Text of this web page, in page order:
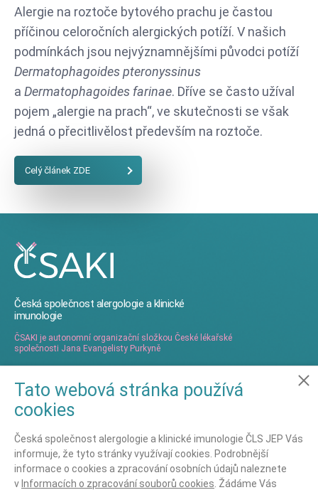
Alergie na roztoče bytového prachu je častou
příčinou celoročních alergických potíží. V našich
podmínkách jsou nejvýznamnějšími původci potíží
Dermatophagoides pteronyssinus
a Dermatophagoides farinae. Dříve se často užíval
pojem „alergie na prach“, ve skutečnosti se však
jedná o přecitlivělost především na roztoče.
Celý článek ZDE
Česká společnost alergologie a klinické
imunologie
ČSAKI je autonomní organizační složkou České lékařské
společnosti Jana Evangelisty Purkyně
Ochrana osobních údajů
Nastavení cookies
Ochrana osobních údajů - GDPR
Kontaktujte nás
Tato webová stránka používá
cookies
Česká společnost alergologie a klinické imunologie ČLS JEP Vás
informuje, že tyto stránky využívají cookies. Podrobnější
informace o cookies a zpracování osobních údajů naleznete
v Informacích o zpracování souborů cookies . Žádáme Vás